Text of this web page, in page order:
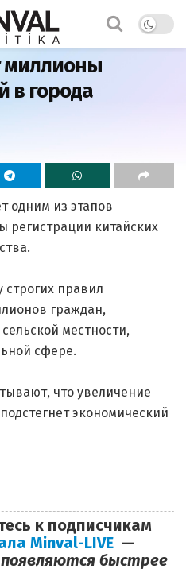
миллионы
в города
одним из этапов
регистрации китайских
правил
граждан,
местности,
сфере.
что увеличение
экономический
к подписчикам
Minval-LIVE —
быстрее